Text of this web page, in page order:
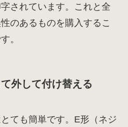
されています。これと全
のあるものを購入するこ
。
外して付け替える
ても簡単です。E形（ネジ